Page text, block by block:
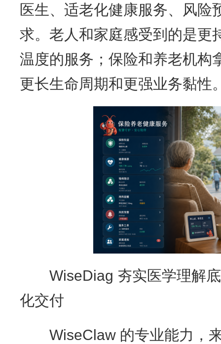
医生、适老化健康服务、风险
求。老人和家庭感受到的是更
温度的服务；保险和养老机构
更长生命周期和更强业务黏性
WiseDiag 夯实医学理解底
化交付
WiseClaw 的专业能力，来